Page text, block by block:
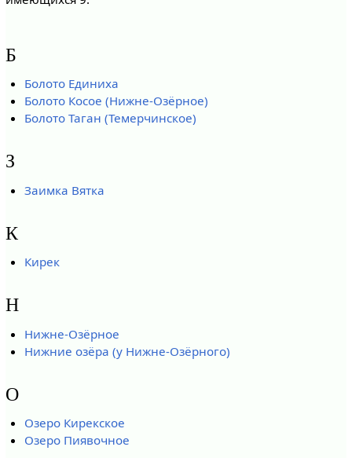
Б
Болото Единиха
Болото Косое (Нижне-Озёрное)
Болото Таган (Темерчинское)
З
Заимка Вятка
К
Кирек
Н
Нижне-Озёрное
Нижние озёра (у Нижне-Озёрного)
О
Озеро Кирекское
Озеро Пиявочное